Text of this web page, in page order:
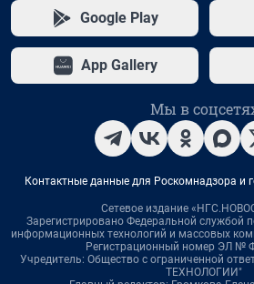
Google Play
App Gallery
Мы в
Контактные данные для Роскомнадзора и
Сетевое издание
Зарегистрировано Федеральной службой
информационных технологий и массовых
Регистрационный номер ЭЛ №
Учредитель: Общество с ограниченной
ТЕХНОЛОГИИ"